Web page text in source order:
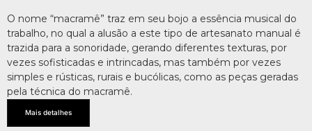
O nome “macramê” traz em seu bojo a essência musical do
trabalho, no qual a alusão a este tipo de artesanato manual é
trazida para a sonoridade, gerando diferentes texturas, por
vezes sofisticadas e intrincadas, mas também por vezes
simples e rústicas, rurais e bucólicas, como as peças geradas
pela técnica do macramê.
Mais detalhes